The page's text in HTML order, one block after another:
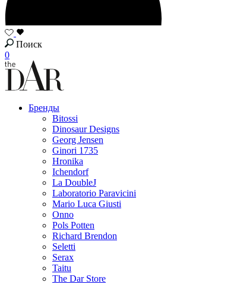
Поиск
0
Бренды
Bitossi
Dinosaur Designs
Georg Jensen
Ginori 1735
Hronika
Ichendorf
La DoubleJ
Laboratorio Paravicini
Mario Luca Giusti
Onno
Pols Potten
Richard Brendon
Seletti
Serax
Taitu
The Dar Store